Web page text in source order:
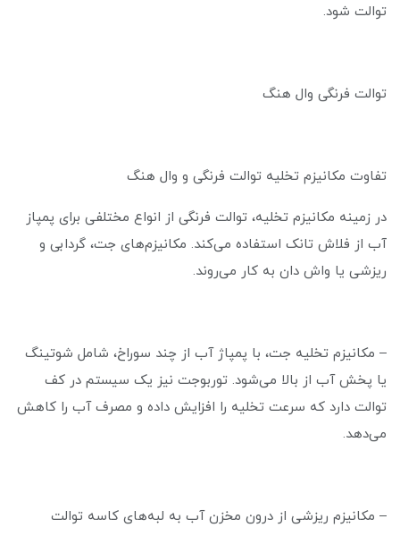
توالت شود.
توالت فرنگی وال هنگ
تفاوت مکانیزم تخلیه توالت فرنگی و وال هنگ
در زمینه مکانیزم تخلیه، توالت فرنگی از انواع مختلفی برای پمپاز
آب از فلاش تانک استفاده می‌کند. مکانیزم‌های جت، گردابی و
ریزشی یا واش دان به کار می‌روند.
– مکانیزم تخلیه جت، با پمپاژ آب از چند سوراخ، شامل شوتینگ
یا پخش آب از بالا می‌شود. توربوجت نیز یک سیستم در کف
توالت دارد که سرعت تخلیه را افزایش داده و مصرف آب را کاهش
می‌دهد.
– مکانیزم ریزشی از درون مخزن آب به لبه‌های کاسه توالت